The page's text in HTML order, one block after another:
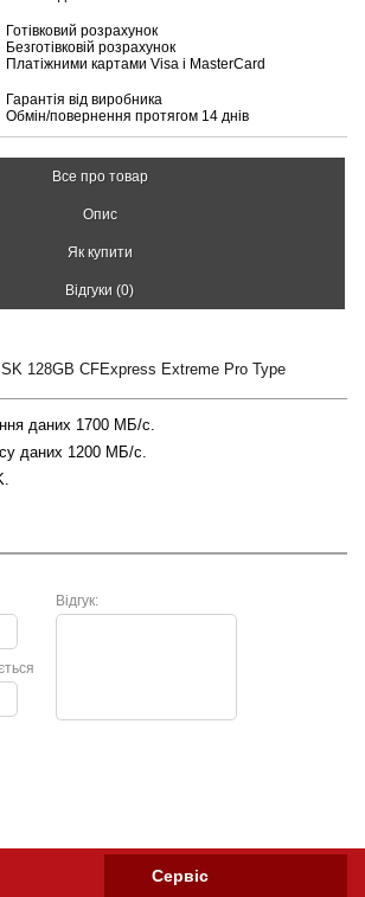
Готівковий розрахунок
Безготівковій розрахунок
Платіжними картами Visa і MasterCard
Гарантія від виробника
Обмін/повернення протягом 14 днів
Все про товар
Опис
Як купити
Відгуки (0)
128GB CFExpress Extreme Pro Type
даних 1700 МБ/с.
даних 1200 МБ/с.
Відгук:
Сервіс